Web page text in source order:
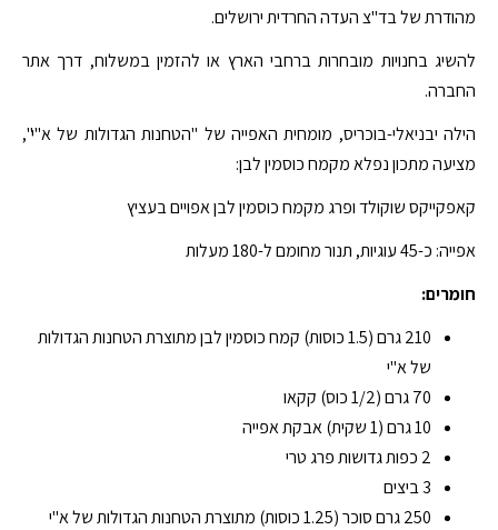
מהודרת של בד"צ העדה החרדית ירושלים.
להשיג בחנויות מובחרות ברחבי הארץ או להזמין במשלוח, דרך אתר
החברה.
הילה יבניאלי-בוכריס, מומחית האפייה של "הטחנות הגדולות של א"י",
מציעה מתכון נפלא מקמח כוסמין לבן:
קאפקייקס שוקולד ופרג מקמח כוסמין לבן אפויים בעציץ
אפייה: כ-45 עוגיות, תנור מחומם ל-180 מעלות
חומרים:
210 גרם (1.5 כוסות) קמח כוסמין לבן מתוצרת הטחנות הגדולות
של א"י
70 גרם (1/2 כוס) קקאו
10 גרם (1 שקית) אבקת אפייה
2 כפות גדושות פרג טרי
3 ביצים
250 גרם סוכר (1.25 כוסות) מתוצרת הטחנות הגדולות של א"י